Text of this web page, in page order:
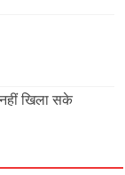
खिला सके